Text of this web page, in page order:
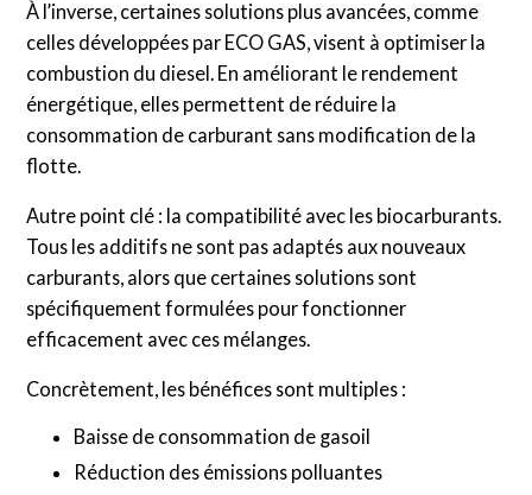
À l’inverse, certaines solutions plus avancées, comme
celles développées par ECO GAS, visent à optimiser la
combustion du diesel. En améliorant le rendement
énergétique, elles permettent de réduire la
consommation de carburant sans modification de la
flotte.
Autre point clé : la compatibilité avec les biocarburants.
Tous les additifs ne sont pas adaptés aux nouveaux
carburants, alors que certaines solutions sont
spécifiquement formulées pour fonctionner
efficacement avec ces mélanges.
Concrètement, les bénéfices sont multiples :
Baisse de consommation de gasoil
Réduction des émissions polluantes